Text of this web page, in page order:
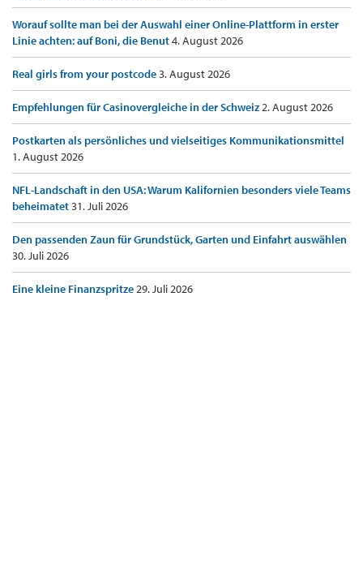
Worauf sollte man bei der Auswahl einer Online-Plattform in erster
Linie achten: auf Boni, die Benut4. August 2026
Real girls from your postcode3. August 2026
Empfehlungen für Casinovergleiche in der Schweiz2. August 2026
Postkarten als persönliches und vielseitiges Kommunikationsmittel
1. August 2026
NFL-Landschaft in den USA: Warum Kalifornien besonders viele Teams
beheimatet31. Juli 2026
Den passenden Zaun für Grundstück, Garten und Einfahrt auswählen
30. Juli 2026
Eine kleine Finanzspritze29. Juli 2026